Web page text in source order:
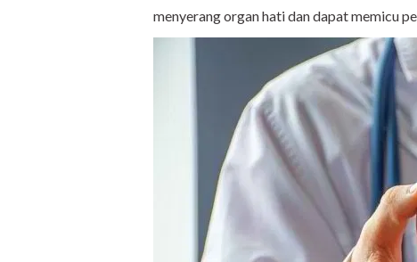
menyerang organ hati dan dapat memicu